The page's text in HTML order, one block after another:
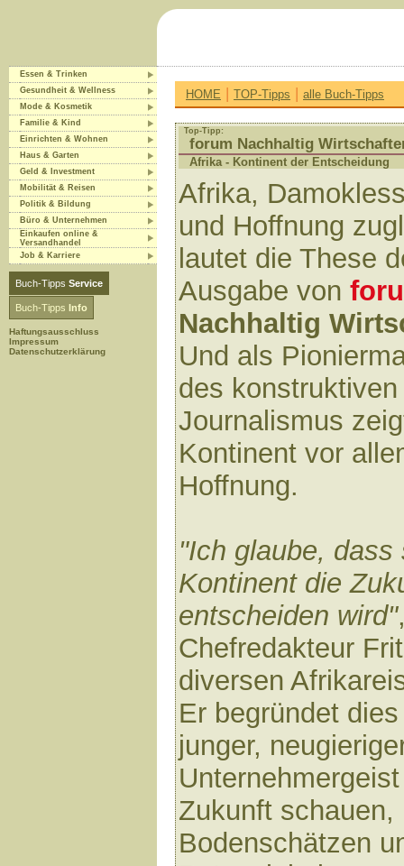
Essen & Trinken
Gesundheit & Wellness
Mode & Kosmetik
Familie & Kind
Einrichten & Wohnen
Haus & Garten
Geld & Investment
Mobilität & Reisen
Politik & Bildung
Büro & Unternehmen
Einkaufen online &
Versandhandel
Job & Karriere
Buch-Tipps Service
Buch-Tipps Info
Haftungsausschluss
Impressum
Datenschutzerklärung
HOME | TOP-Tipps | alle Buch-Tipps
Top-Tipp:
forum Nachhaltig
Afrika - Kontinent der Entscheidung
Afrika,
und Hoffnung
lautet die These
Ausgabe von
Nachhaltig
Und als
des konstruktiven
Journalismus
Kontinent vor
Hoffnung.
"Ich glaube,
Kontinent die
entscheiden wird"
Chefredakteur
diversen
Er begründet
junger,
Zukunft
Bodenschätzen